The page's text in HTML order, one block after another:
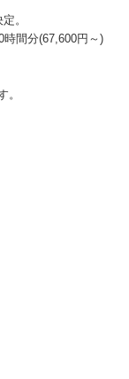
。
間分(67,600円～)
。